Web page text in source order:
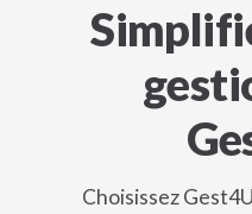
Choisissez